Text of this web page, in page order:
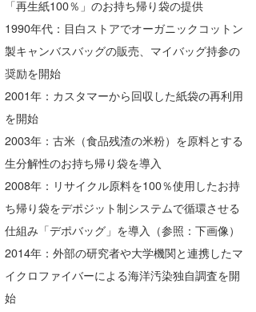
「再生紙100％」のお持ち帰り袋の提供
1990年代：目白ストアでオーガニックコットン
製キャンバスバッグの販売、マイバッグ持参の
奨励を開始
2001年：カスタマーから回収した紙袋の再利用
を開始
2003年：古米（食品残渣の米粉）を原料とする
生分解性のお持ち帰り袋を導入
2008年：リサイクル原料を100％使用したお持
ち帰り袋をデポジット制システムで循環させる
仕組み「デポバッグ」を導入（参照：下画像）
2014年：外部の研究者や大学機関と連携したマ
イクロファイバーによる海洋汚染独自調査を開
始